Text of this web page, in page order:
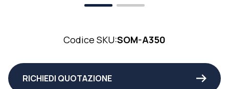
Codice SKU:SOM-A350
RICHIEDI QUOTAZIONE